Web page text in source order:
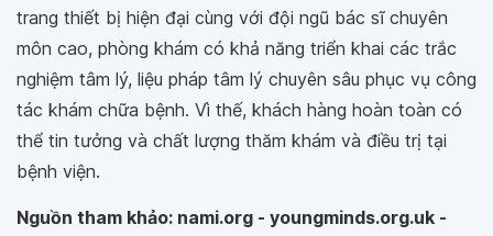
trang thiết bị hiện đại cùng với đội ngũ bác sĩ chuyên
môn cao, phòng khám có khả năng triển khai các trắc
nghiệm tâm lý, liệu pháp tâm lý chuyên sâu phục vụ công
tác khám chữa bệnh. Vì thế, khách hàng hoàn toàn có
thể tin tưởng và chất lượng thăm khám và điều trị tại
bệnh viện.
Nguồn tham khảo: nami.org - youngminds.org.uk -